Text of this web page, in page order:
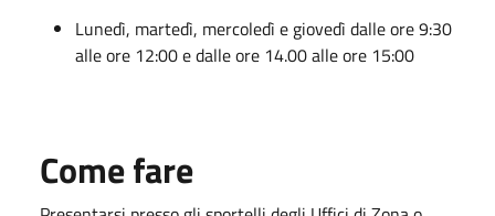
Lunedì, martedì, mercoledì e giovedì dalle ore 9:30
alle ore 12:00 e dalle ore 14.00 alle ore 15:00
Come fare